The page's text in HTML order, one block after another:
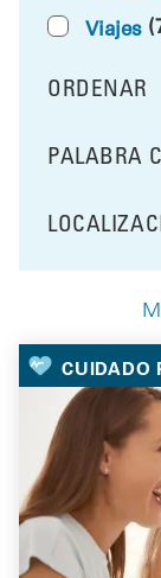
Viajes
ORDENAR
RESULTS BY
FILTRAR
PALABRA
FILTRAR
YourCUIDADO